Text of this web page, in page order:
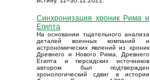
Синхронизация хроник Рима и
Египта
На основании тщательного анализа
деталей военных компаний и
астрономических явлений из хроник
Древнего и Нового Рима, Древнего
Египта и персидских источников
автором был подтвержден
хронологический сдвиг в истории